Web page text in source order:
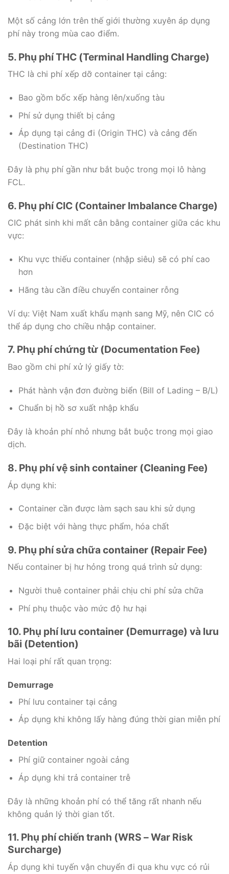
Một số cảng lớn trên thế giới thường xuyên áp dụng
phí này trong mùa cao điểm.
5. Phụ phí THC (Terminal Handling Charge)
THC là chi phí xếp dỡ container tại cảng:
Bao gồm bốc xếp hàng lên/xuống tàu
Phí sử dụng thiết bị cảng
Áp dụng tại cảng đi (Origin THC) và cảng đến
(Destination THC)
Đây là phụ phí gần như bắt buộc trong mọi lô hàng
FCL.
6. Phụ phí CIC (Container Imbalance Charge)
CIC phát sinh khi mất cân bằng container giữa các khu
vực:
Khu vực thiếu container (nhập siêu) sẽ có phí cao
hơn
Hãng tàu cần điều chuyển container rỗng
Ví dụ: Việt Nam xuất khẩu mạnh sang Mỹ, nên CIC có
thể áp dụng cho chiều nhập container.
7. Phụ phí chứng từ (Documentation Fee)
Bao gồm chi phí xử lý giấy tờ:
Phát hành vận đơn đường biển (Bill of Lading – B/L)
Chuẩn bị hồ sơ xuất nhập khẩu
Đây là khoản phí nhỏ nhưng bắt buộc trong mọi giao
dịch.
8. Phụ phí vệ sinh container (Cleaning Fee)
Áp dụng khi:
Container cần được làm sạch sau khi sử dụng
Đặc biệt với hàng thực phẩm, hóa chất
9. Phụ phí sửa chữa container (Repair Fee)
Nếu container bị hư hỏng trong quá trình sử dụng:
Người thuê container phải chịu chi phí sửa chữa
Phí phụ thuộc vào mức độ hư hại
10. Phụ phí lưu container (Demurrage) và lưu
bãi (Detention)
Hai loại phí rất quan trọng:
Demurrage
Phí lưu container tại cảng
Áp dụng khi không lấy hàng đúng thời gian miễn phí
Detention
Phí giữ container ngoài cảng
Áp dụng khi trả container trễ
Đây là những khoản phí có thể tăng rất nhanh nếu
không quản lý thời gian tốt.
11. Phụ phí chiến tranh (WRS – War Risk
Surcharge)
Áp dụng khi tuyến vận chuyển đi qua khu vực có rủi